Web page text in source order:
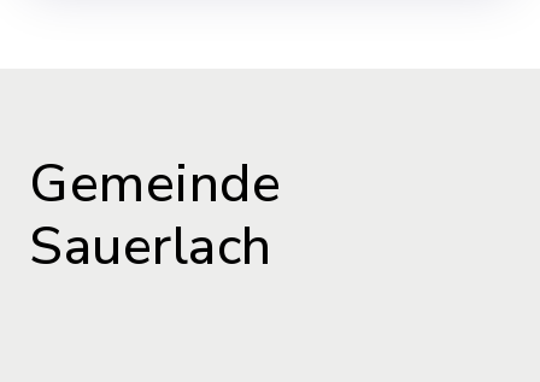
Gemeinde
Sauerlach